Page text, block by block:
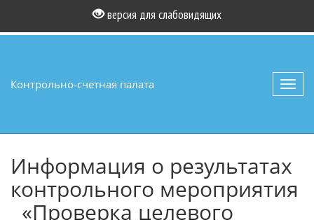
версия для слабовидящих
Контрольно-счетная палата
Информация о результатах
контрольного мероприятия
«Проверка целевого